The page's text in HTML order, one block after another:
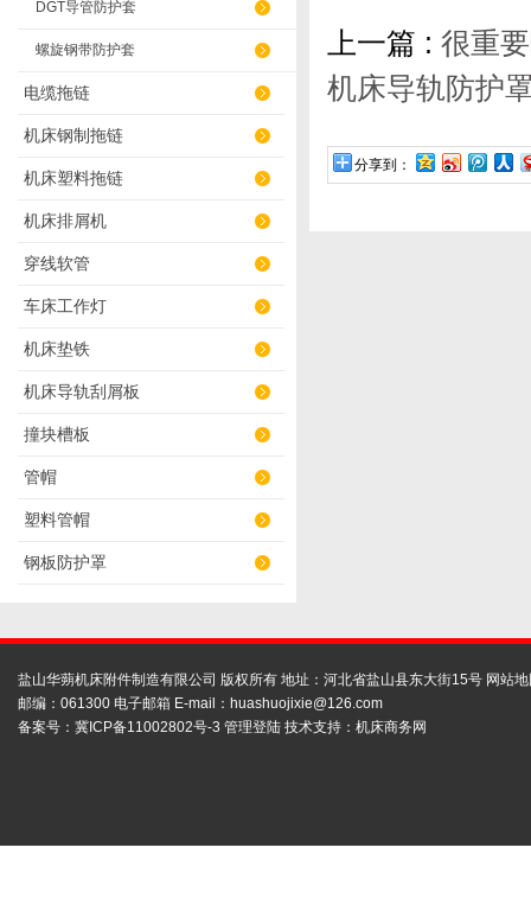
DGT导管防护套
螺旋钢带防护套
电缆拖链
机床钢制拖链
机床塑料拖链
机床排屑机
穿线软管
车床工作灯
机床垫铁
机床导轨刮屑板
撞块槽板
管帽
塑料管帽
钢板防护罩
上一篇 : 很重
机床导轨防护
分享到：
盐山华蒴机床附件制造有限公司 版权所有 地址：河北省盐山县东大街15号 网站
邮编：061300 电子邮箱 E-mail： huashuojixie@126.com
备案号： 冀ICP备11002802号-3 管理登陆 技术支持： 机床商务网